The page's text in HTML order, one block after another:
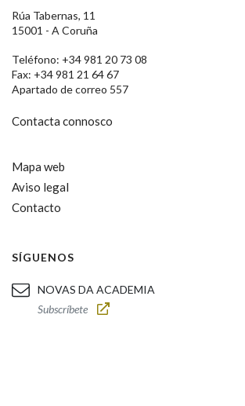
Rúa Tabernas, 11
15001 - A Coruña
Teléfono: +34 981 20 73 08
Fax: +34 981 21 64 67
Apartado de correo 557
Contacta connosco
Mapa web
Aviso legal
Contacto
SÍGUENOS
NOVAS DA ACADEMIA
Subscríbete